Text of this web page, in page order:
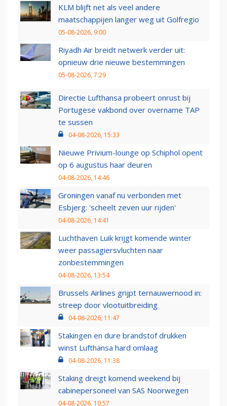
KLM blijft net als veel andere
maatschappijen langer weg uit Golfregio
05-08-2026, 9:00
Riyadh Air breidt netwerk verder uit:
opnieuw drie nieuwe bestemmingen
05-08-2026, 7:29
Directie Lufthansa probeert onrust bij
Portugese vakbond over overname TAP
te sussen
04-08-2026, 15:33
Nieuwe Privium-lounge op Schiphol opent
op 6 augustus haar deuren
04-08-2026, 14:46
Groningen vanaf nu verbonden met
Esbjerg: 'scheelt zeven uur rijden'
04-08-2026, 14:41
Luchthaven Luik krijgt komende winter
weer passagiersvluchten naar
zonbestemmingen
04-08-2026, 13:54
Brussels Airlines grijpt ternauwernood in:
streep door vlootuitbreiding
04-08-2026, 11:47
Stakingen en dure brandstof drukken
winst Lufthansa hard omlaag
04-08-2026, 11:38
Staking dreigt komend weekend bij
cabinepersoneel van SAS Noorwegen
04-08-2026, 10:57